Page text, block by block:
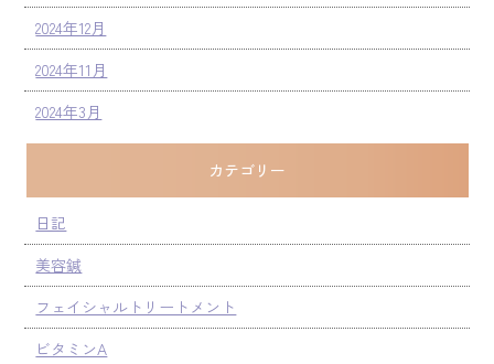
2024年12月
2024年11月
2024年3月
カテゴリー
日記
美容鍼
フェイシャルトリートメント
ビタミンA